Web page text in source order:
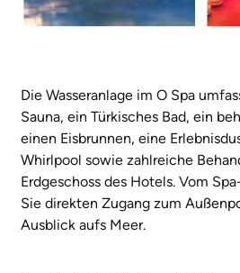
Die Wasseranlage im O Spa
Sauna, ein Türkisches Bad, ein
einen Eisbrunnen, eine
Whirlpool sowie zahlreiche
Erdgeschoss des Hotels. Vom
Sie direkten Zugang zum
Ausblick aufs Meer.